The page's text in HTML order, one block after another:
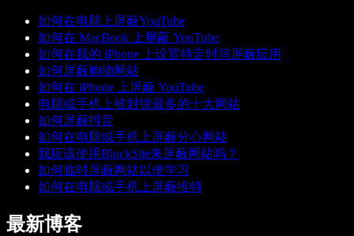
如何在电脑上屏蔽YouTube
如何在 MacBook 上屏蔽 YouTube
如何在我的 iPhone 上设置特定时间屏蔽应用
如何屏蔽购物网站
如何在 iPhone 上屏蔽 YouTube
电脑或手机上被封锁最多的十大网站
如何屏蔽抖音
如何在电脑或手机上屏蔽分心网站
我应该使用BlockSite来屏蔽网站吗？
如何临时屏蔽网站以便学习
如何在电脑或手机上屏蔽推特
最新博客